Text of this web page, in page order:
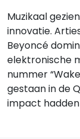
Muzikaal
innovatie.
Beyoncé
elektronische
nummer
gestaan in de
impact